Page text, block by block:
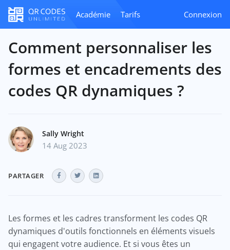
Académie Tarifs Connexion
Comment personnaliser les
formes et encadrements des
codes QR dynamiques ?
Sally Wright
14 Aug 2023
PARTAGER
Les formes et les cadres transforment les codes QR
dynamiques d'outils fonctionnels en éléments visuels
qui engagent votre audience. Et si vous êtes un